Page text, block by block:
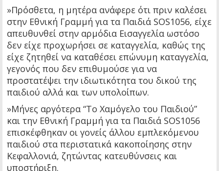
»Πρόσθετα, η μητέρα ανάφερε ότι πριν καλέσει
στην Εθνική Γραμμή για τα Παιδιά SOS1056, είχε
απευθυνθεί στην αρμόδια Εισαγγελία ωστόσο
δεν είχε προχωρήσει σε καταγγελία, καθώς της
είχε ζητηθεί να καταθέσει επώνυμη καταγγελία,
γεγονός που δεν επιθυμούσε για να
προστατέψει την ιδιωτικότητα του δικού της
παιδιού αλλά και των υπολοίπων.
»Μήνες αργότερα “Το Χαμόγελο του Παιδιού”
και την Εθνική Γραμμή για τα Παιδιά SOS1056
επισκέφθηκαν οι γονείς άλλου εμπλεκόμενου
παιδιού στα περιστατικά κακοποίησης στην
Κεφαλλονιά, ζητώντας κατευθύνσεις και
υποστήριξη.